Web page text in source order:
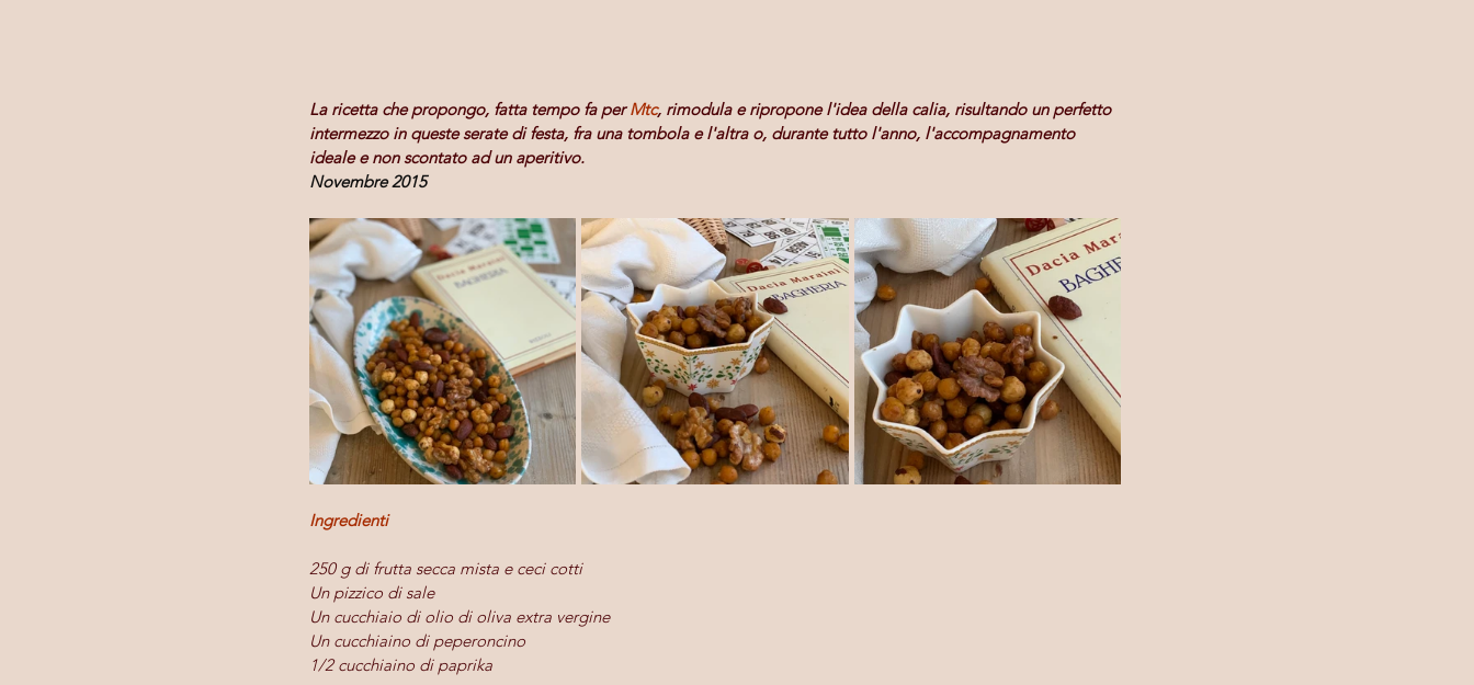
La ricetta che propongo, fatta tempo fa per Mtc, rimodula e ripropone l'idea della calia, risultando un perfetto
intermezzo in queste serate di festa, fra una tombola e l'altra o, durante tutto l'anno, l'accompagnamento
ideale e non scontato ad un aperitivo.
Novembre 2015
Ingredienti
250 g di frutta secca mista e ceci cotti
Un pizzico di sale
Un cucchiaio di olio di oliva extra vergine
Un cucchiaino di peperoncino
1/2 cucchiaino di paprika